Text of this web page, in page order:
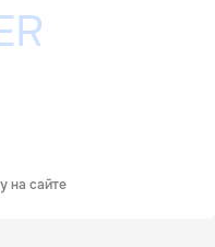
на сайте